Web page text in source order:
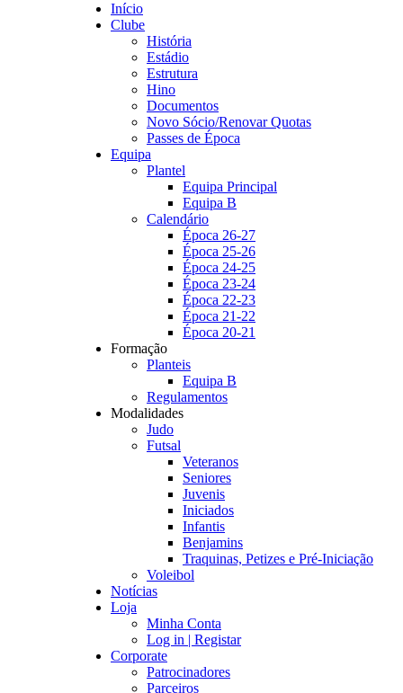
Início
Clube
História
Estádio
Estrutura
Hino
Documentos
Novo Sócio/Renovar Quotas
Passes de Época
Equipa
Plantel
Equipa Principal
Equipa B
Calendário
Época 26-27
Época 25-26
Época 24-25
Época 23-24
Época 22-23
Época 21-22
Época 20-21
Formação
Planteis
Equipa B
Regulamentos
Modalidades
Judo
Futsal
Veteranos
Seniores
Juvenis
Iniciados
Infantis
Benjamins
Traquinas, Petizes e Pré-Iniciação
Voleibol
Notícias
Loja
Minha Conta
Log in | Registar
Corporate
Patrocinadores
Parceiros